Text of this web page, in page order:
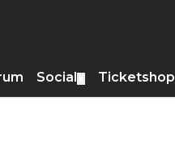
Social Ticketshop